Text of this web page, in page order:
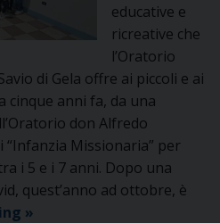
educative e
ricreative che
l’Oratorio
di Gela offre ai piccoli e ai
cinque anni fa, da una
don Alfredo
Missionaria” per
i 5 e i 7 anni. Dopo una
quest’anno ad ottobre, è
L’infanzia
»